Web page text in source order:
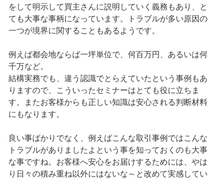
をして明示して買主さんに説明していく義務もあり、と
ても大事な事柄になっています。トラブルが多い原因の
一つが境界に関することもあるようです。
例えば都会地ならば一坪単位で、何百万円、あるいは何
千万など。
結構実務でも、違う認識でとらえていたという事例もあ
りますので、こういったセミナーはとても役に立ちま
す。またお客様からも正しい知識は安心される判断材料
にもなります。
良い事ばかりでなく、例えばこんな取引事例ではこんな
トラブルがありましたよという事を知っておくのも大事
な事ですね。お客様へ安心をお届けするためには、やは
り日々の積み重ね以外にはないな～と改めて実感してい